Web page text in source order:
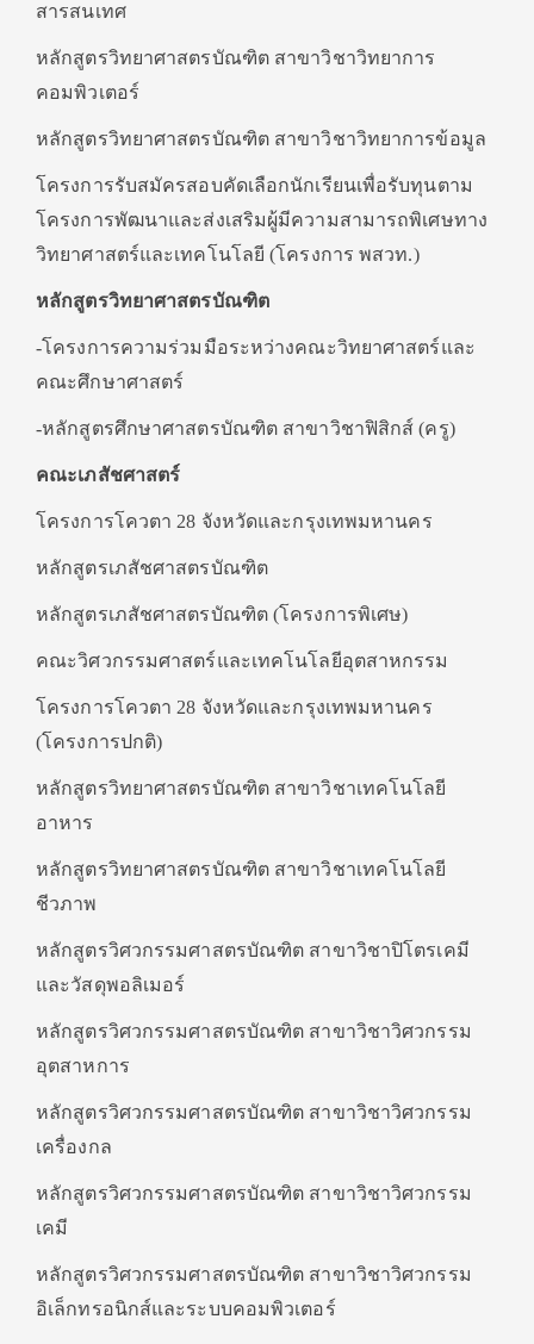
สารสนเทศ
หลักสูตรวิทยาศาสตรบัณฑิต สาขาวิชาวิทยาการ
คอมพิวเตอร์
หลักสูตรวิทยาศาสตรบัณฑิต สาขาวิชาวิทยาการข้อมูล
โครงการรับสมัครสอบคัดเลือกนักเรียนเพื่อรับทุนตาม
โครงการพัฒนาและส่งเสริมผู้มีความสามารถพิเศษทาง
วิทยาศาสตร์และเทคโนโลยี (โครงการ พสวท.)
หลักสูตรวิทยาศาสตรบัณฑิต
-โครงการความร่วมมือระหว่างคณะวิทยาศาสตร์และ
คณะศึกษาศาสตร์
-หลักสูตรศึกษาศาสตรบัณฑิต สาขาวิชาฟิสิกส์ (ครู)
คณะเภสัชศาสตร์
โครงการโควตา 28 จังหวัดและกรุงเทพมหานคร
หลักสูตรเภสัชศาสตรบัณฑิต
หลักสูตรเภสัชศาสตรบัณฑิต (โครงการพิเศษ)
คณะวิศวกรรมศาสตร์และเทคโนโลยีอุตสาหกรรม
โครงการโควตา 28 จังหวัดและกรุงเทพมหานคร
(โครงการปกติ)
หลักสูตรวิทยาศาสตรบัณฑิต สาขาวิชาเทคโนโลยี
อาหาร
หลักสูตรวิทยาศาสตรบัณฑิต สาขาวิชาเทคโนโลยี
ชีวภาพ
หลักสูตรวิศวกรรมศาสตรบัณฑิต สาขาวิชาปิโตรเคมี
และวัสดุพอลิเมอร์
หลักสูตรวิศวกรรมศาสตรบัณฑิต สาขาวิชาวิศวกรรม
อุตสาหการ
หลักสูตรวิศวกรรมศาสตรบัณฑิต สาขาวิชาวิศวกรรม
เครื่องกล
หลักสูตรวิศวกรรมศาสตรบัณฑิต สาขาวิชาวิศวกรรม
เคมี
หลักสูตรวิศวกรรมศาสตรบัณฑิต สาขาวิชาวิศวกรรม
อิเล็กทรอนิกส์และระบบคอมพิวเตอร์